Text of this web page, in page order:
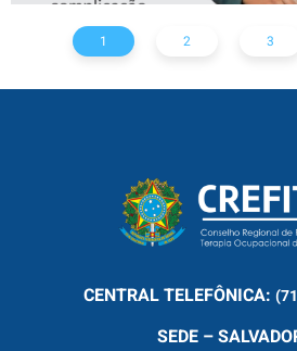
1 2 3
CENTRALTELEFÔNICA:
SEDE –